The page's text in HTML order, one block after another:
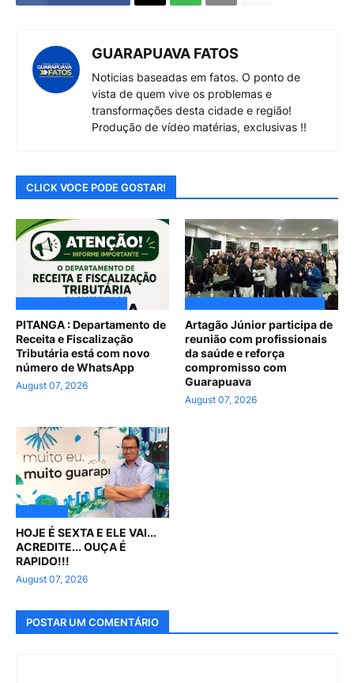
GUARAPUAVA FATOS
Noticias baseadas em fatos. O ponto de
vista de quem vive os problemas e
transformações desta cidade e região!
Produção de vídeo matérias, exclusivas !!
CLICK VOCE PODE GOSTAR!
PITANGA : Departamento de
Receita e Fiscalização
Tributária está com novo
número de WhatsApp
August 07, 2026
Artagão Júnior participa de
reunião com profissionais
da saúde e reforça
compromisso com
Guarapuava
August 07, 2026
HOJE É SEXTA E ELE VAI...
ACREDITE... OUÇA É
RAPIDO!!!
August 07, 2026
POSTAR UM COMENTÁRIO